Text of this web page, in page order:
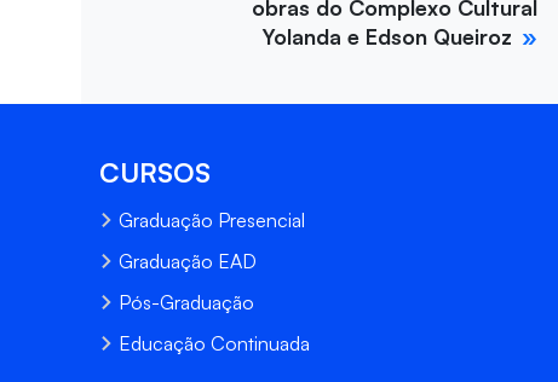
obras do Complexo Cultural
Yolanda e Edson Queiroz
CURSOS
Graduação Presencial
Graduação EAD
Pós-Graduação
Educação Continuada